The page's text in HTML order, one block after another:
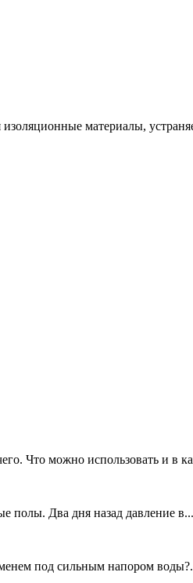
материалы,
Что можно использовать и в
полы. Два дня назад давление в...
под сильным напором